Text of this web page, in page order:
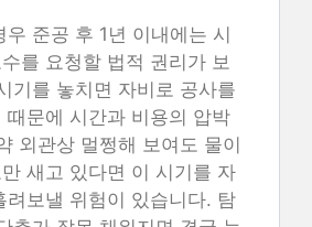
우 준공 후 1년 이내에는 시
를 요청할 법적 권리가 보
기를 놓치면 자비로 공사를
때문에 시간과 비용의 압박
외관상 멀쩡해 보여도 물이
새고 있다면 이 시기를 자
려보낼 위험이 있습니다. 탐